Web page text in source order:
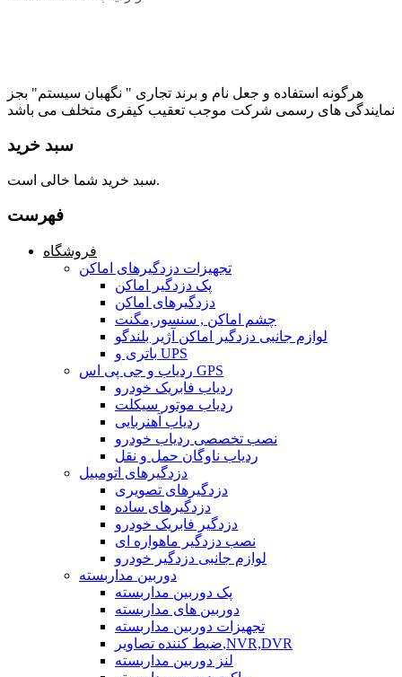
هرگونه استفاده و جعل نام و برند تجاری " نگهبان سیستم" بجز
نمایندگی های رسمی شرکت موجب تعقیب کیفری متخلف می باشد
سبد خرید
سبد خرید شما خالی است.
فهرست
فروشگاه
تجهیزات دزدگیرهای اماکن
پک دزدگیر اماکن
دزدگیرهای اماکن
چشم اماکن , سنسور,مگنت
لوازم جانبی دزدگیر اماکن آژیر بلندگو
باتری و UPS
ردیاب و جی پی اس GPS
ردیاب فابریک خودرو
ردیاب موتور سیکلت
ردیاب آهنربایی
نصب تخصصی ردیاب خودرو
ردیاب ناوگان حمل و نقل
دزدگیرهای اتومبیل
دزدگیرهای تصویری
دزدگیرهای ساده
دزدگیر فابریک خودرو
نصب دزدگیر ماهواره ای
لوازم جانبی دزدگیر خودرو
دوربین مداربسته
پک دوربین مداربسته
دوربین های مداربسته
تجهیزات دوربین مداربسته
ضبط کننده تصاویر,NVR,DVR
لنز دوربین مداربسته